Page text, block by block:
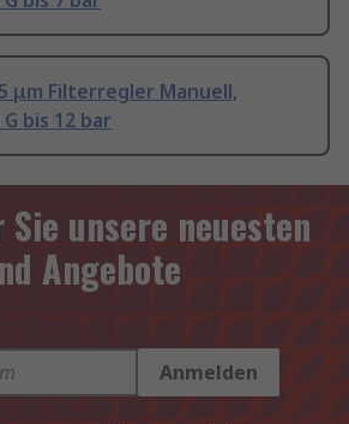
μm Filterregler Manuell,
bis 12 bar
unsere neuesten
Angebote
Anmelden